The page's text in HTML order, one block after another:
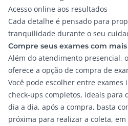
Acesso online aos resultados
Cada detalhe é pensado para
tranquilidade durante o seu
Compre seus exames com
Além do atendimento presencial,
oferece a opção de compra de
Você pode escolher entre exames
check-ups completos, ideais para
dia a dia, após a compra, basta
próxima para realizar a coleta,